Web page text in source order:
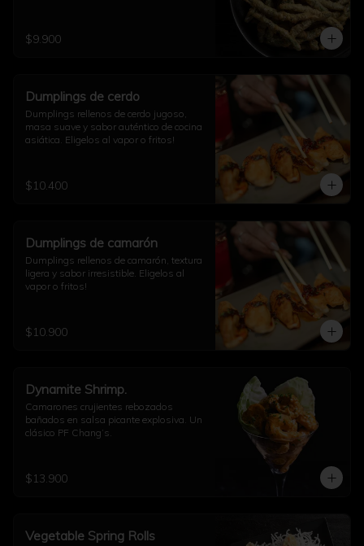
$9.900
Dumplings de cerdo
Dumplings rellenos de cerdo jugoso,
masa suave y sabor auténtico de cocina
asiática. Eligelos al vapor o fritos!
$10.400
Dumplings de camarón
Dumplings rellenos de camarón, textura
ligera y sabor irresistible. Eligelos al
vapor o fritos!
$10.900
Dynamite Shrimp.
Camarones crujientes rebozados
bañados en salsa picante explosiva. Un
clásico PF Chang’s.
$13.900
Vegetable Spring Rolls